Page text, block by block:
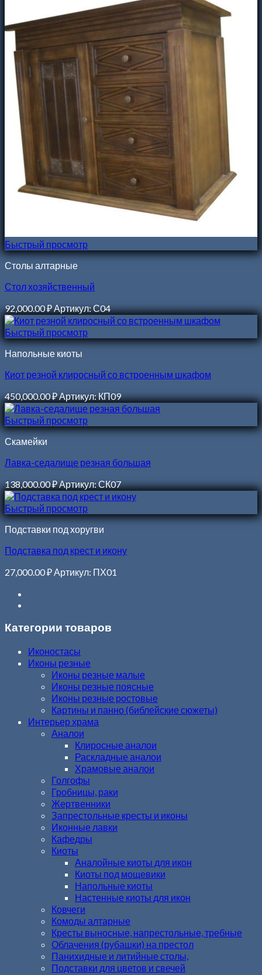
Быстрый просмотр
Столы алтарные
Стол хозяйственный
92,000.00₽Артикул: С04
Быстрый просмотр
Напольные киоты
Киот резной клиросный со встроенным шкафом
450,000.00₽Артикул: КП09
Быстрый просмотр
Скамейки
Лавка-седалище резная большая
138,000.00₽Артикул: СК07
Быстрый просмотр
Подставки под хоругви
Подставка под крест и икону
27,000.00₽ Артикул: ПХ01
Категории товаров
Иконостасы
Иконы резные
Иконы резные малые
Иконы резные поясные
Иконы резные ростовые
Картины и панно (библейские сюжеты)
Интерьер храма
Аналои
Клиросные аналои
Раскладные аналои
Храмовые аналои
Голгофы
Гробницы, раки
Жертвенники
Запрестольные кресты и иконы
Иконные лавки
Кафедры
Киоты
Аналойные киоты для икон
Киоты под мощевики
Напольные киоты
Настенные киоты для икон
Ковчеги
Комоды алтарные
Кресты выносные, напрестольные, требные
Облачения (рубашки) на престол
Панихидные и литийные столы,
Подставки для цветов и свечей